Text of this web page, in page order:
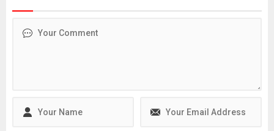
aşağı inmeye başlayan aracı